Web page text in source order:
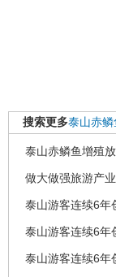
搜索更多泰山赤鳞
泰山赤鳞鱼增殖
做大做强旅游产
泰山游客连续6年
泰山游客连续6年
泰山游客连续6年